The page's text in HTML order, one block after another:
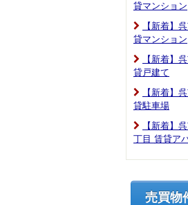
貸マンション
【新着】
貸マンション
【新着】
貸戸建て
【新着】
貸駐車場
【新着】
丁目 賃貸ア
売買物